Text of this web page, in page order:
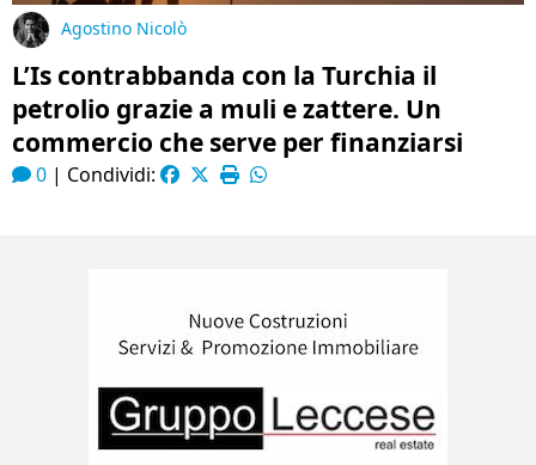
Agostino Nicolò
L’Is contrabbanda con la Turchia il
petrolio grazie a muli e zattere. Un
commercio che serve per finanziarsi
0 | Condividi: